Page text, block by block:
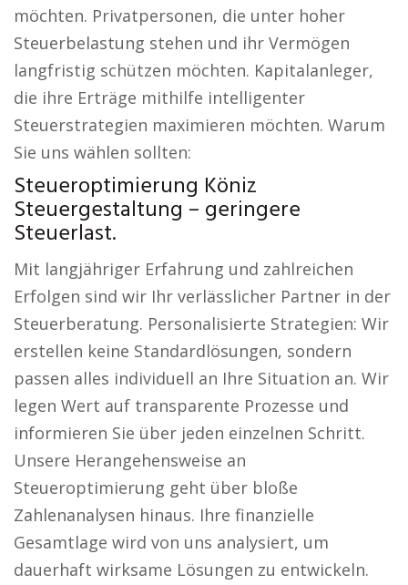
möchten. Privatpersonen, die unter hoher
Steuerbelastung stehen und ihr Vermögen
langfristig schützen möchten. Kapitalanleger,
die ihre Erträge mithilfe intelligenter
Steuerstrategien maximieren möchten. Warum
Sie uns wählen sollten:
Steueroptimierung Köniz
Steuergestaltung – geringere
Steuerlast.
Mit langjähriger Erfahrung und zahlreichen
Erfolgen sind wir Ihr verlässlicher Partner in der
Steuerberatung. Personalisierte Strategien: Wir
erstellen keine Standardlösungen, sondern
passen alles individuell an Ihre Situation an. Wir
legen Wert auf transparente Prozesse und
informieren Sie über jeden einzelnen Schritt.
Unsere Herangehensweise an
Steueroptimierung geht über bloße
Zahlenanalysen hinaus. Ihre finanzielle
Gesamtlage wird von uns analysiert, um
dauerhaft wirksame Lösungen zu entwickeln.